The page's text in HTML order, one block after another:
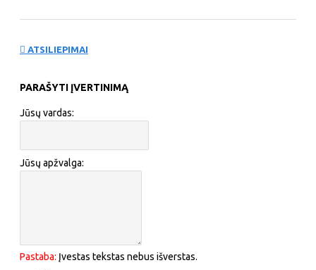
ATSILIEPIMAI
PARAŠYTI ĮVERTINIMĄ
Jūsų vardas:
Jūsų apžvalga:
Pastaba: Įvestas tekstas nebus išverstas.